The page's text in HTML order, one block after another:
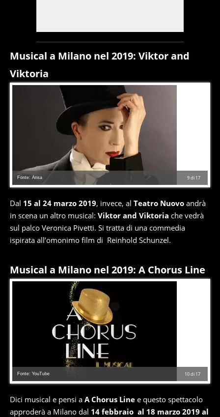
Musical a Milano nel 2019: Viktor and
Viktoria
9di 17
Fonte: Ansa
Dal 15 al 24 marzo 2019, invece, al Teatro Nuovo andrà
in scena un altro musical: Viktor and Viktoria che vedrà
sul palco Veronica Pivetti. Si tratta di una commedia
ispirata all’omonimo film di Reinhold Schunzel.
Musical a Milano nel 2019: A Chorus Line
10di 17
Fonte: YouTube
Dici musical e pensi a A Chorus Line e questo spettacolo
approderà a Milano dal 14 febbraio al 18 marzo 2019 al